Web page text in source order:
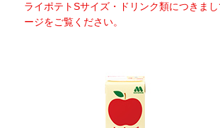
ライポテトSサイズ・ドリンク類につきま
ージをご覧ください。